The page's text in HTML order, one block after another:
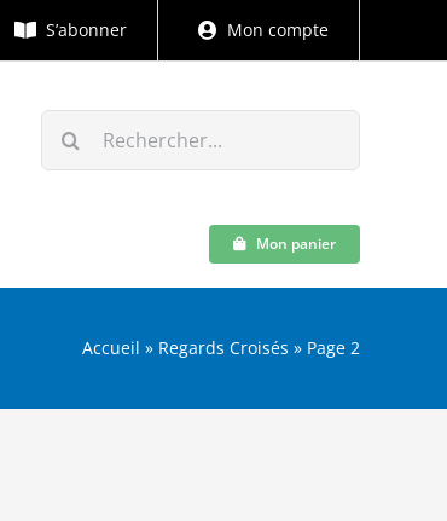
S’abonner Mon compte
Rechercher:
Mon panier
Accueil » Regards Croisés » Page 2